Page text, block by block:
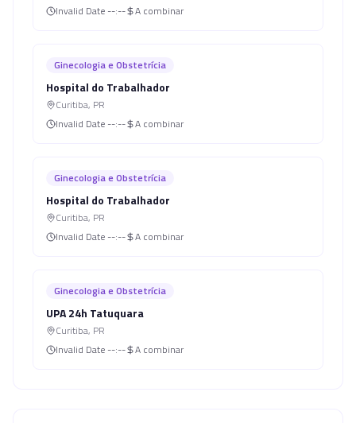
Invalid Date --:-- A combinar
Ginecologia e Obstetrícia
Hospital do Trabalhador
Curitiba, PR
Invalid Date --:-- A combinar
Ginecologia e Obstetrícia
Hospital do Trabalhador
Curitiba, PR
Invalid Date --:-- A combinar
Ginecologia e Obstetrícia
UPA 24h Tatuquara
Curitiba, PR
Invalid Date --:-- A combinar